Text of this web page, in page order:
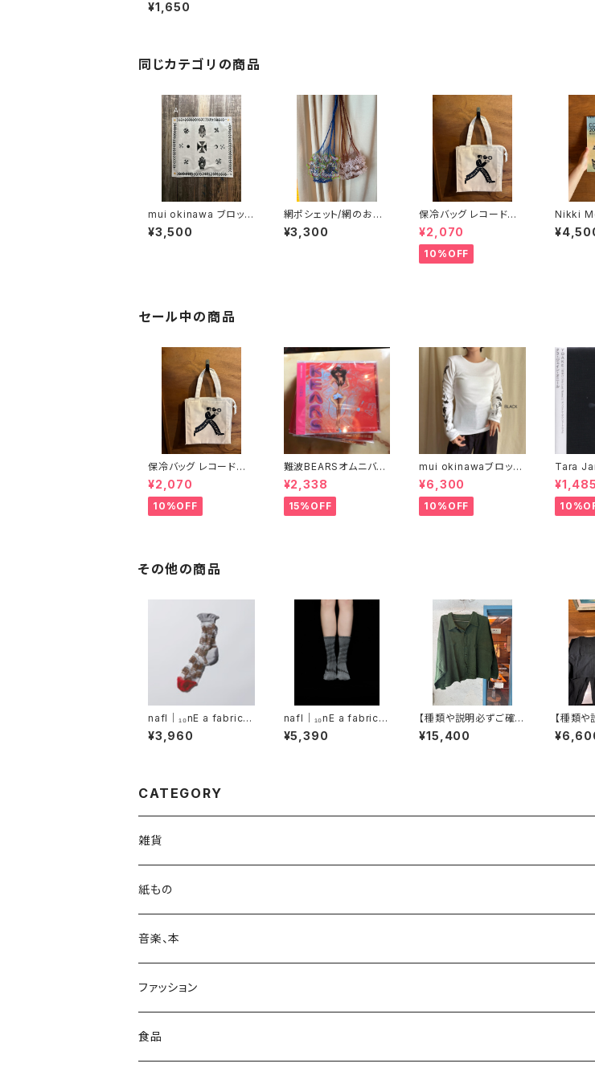
¥1,650
同じカテゴリの商品
mui okinawa ブロック
プリントハンカチ
¥3,500
網ポシェット/網のおお
やま
¥3,300
保冷バッグ レコードバッ
グにもなる （7インチサ
イズ） 水色レコード
¥2,070
10%OFF
Nikki
age
ndar) ニキ・マックルー
セール中の商品
保冷バッグ レコードバッ
グにもなる （7インチサ
イズ） 水色レコード
¥2,070
10%OFF
難波BEARSオムニバス
「日本解放」
¥2,338
15%OFF
mui okinawaブロック
プリント長袖シャツ 一
輪の花
¥6,300
10%OFF
Tara
ラ・ジェ
『YOAKE
¥1,485
その他の商品
nafl｜₁₀nE a fabric l
aboratory ウスユキウ
チワ3/4ソックス
¥3,960
nafl｜₁₀nE a fabric l
aboratory 越後ノ大蛸
鮹章魚同3/4ソックス
¥5,390
【種類や説明必ずご確認
ください。】ヂェン先生の
日常着 長袖くるみボ
¥15,400
【種類
ください
スとパ
CATEGORY
雑貨
カバン
日用品
収納
装飾
紙もの
Print & Poster
ポストカード
カレンダー
音楽、本
CD
レコード
本
ファッション
靴下
食品